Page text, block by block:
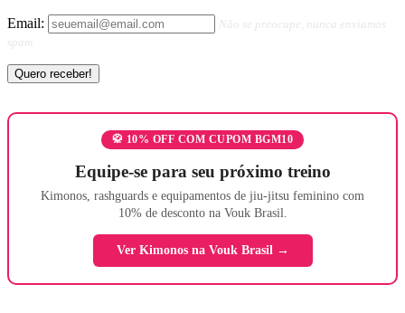
Email:
Não se preocupe, nunca enviamos
spam
🥋 10% OFF COM CUPOM BGM10
Equipe-se para seu próximo treino
Kimonos, rashguards e equipamentos de jiu-jitsu feminino com
10% de desconto na Vouk Brasil.
Ver Kimonos na Vouk Brasil →